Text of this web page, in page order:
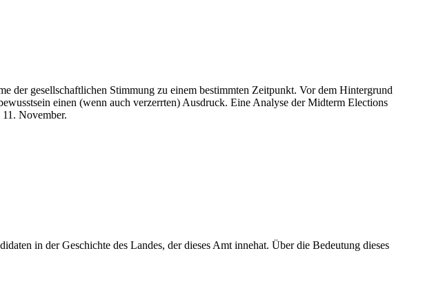
der gesellschaftlichen Stimmung zu einem bestimmten Zeitpunkt. Vor dem Hintergrund
einen (wenn auch verzerrten) Ausdruck. Eine Analyse der Midterm Elections
November.
in der Geschichte des Landes, der dieses Amt innehat. Über die Bedeutung dieses